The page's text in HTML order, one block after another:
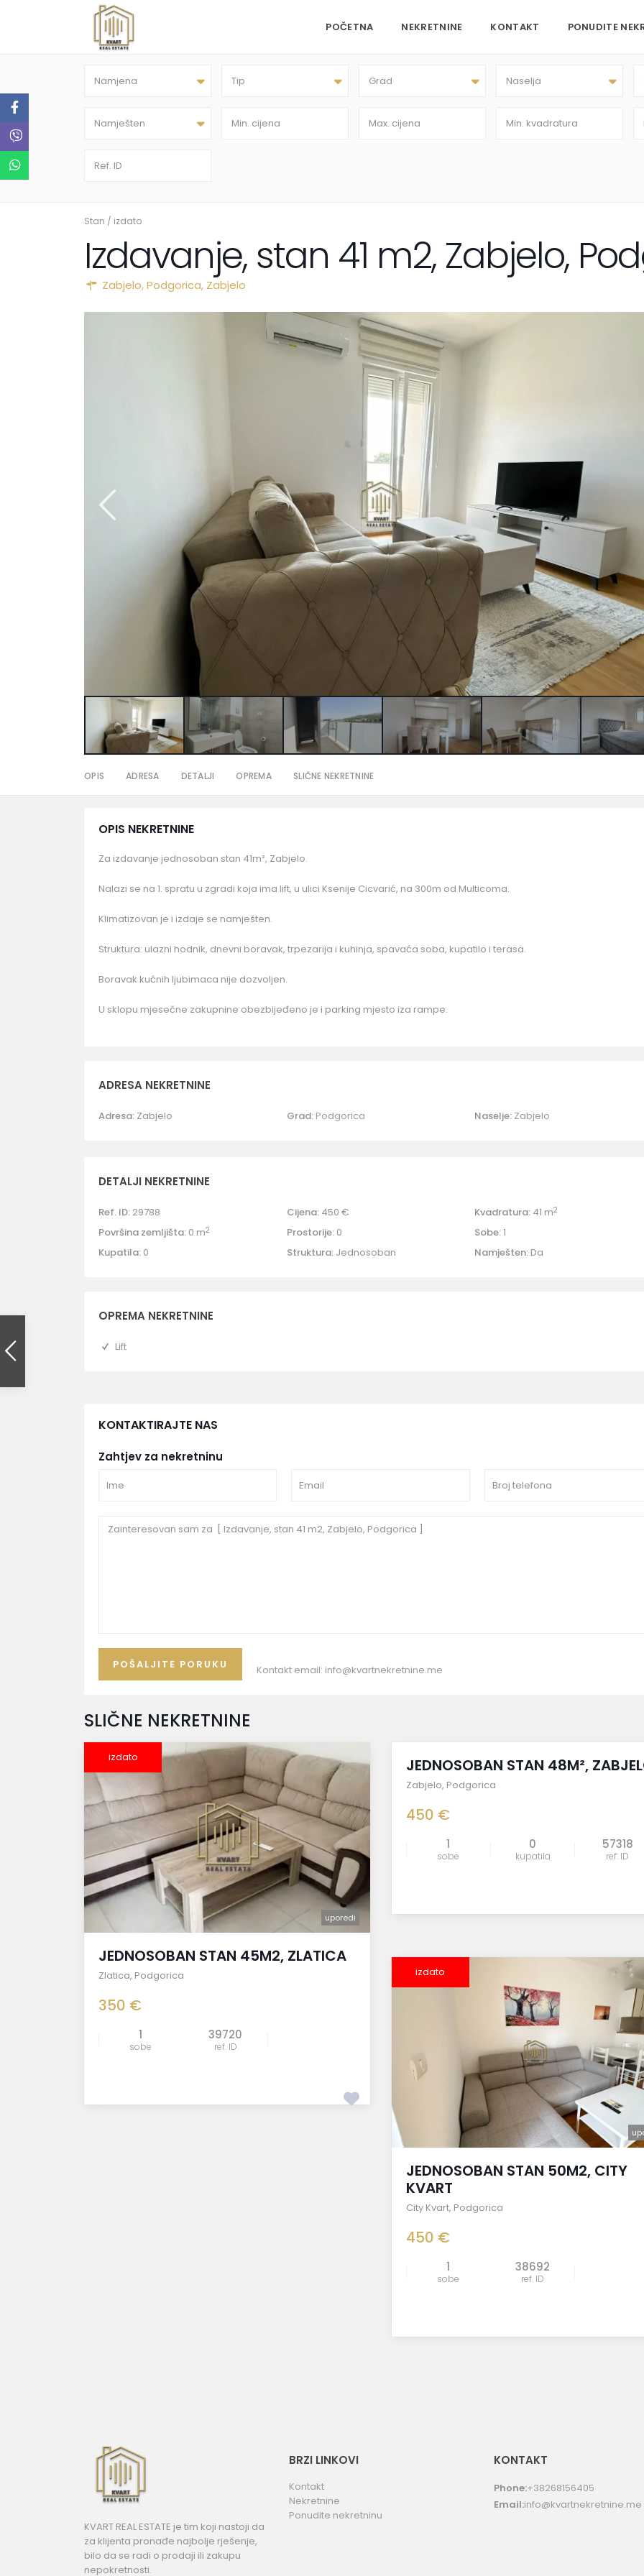
POČETNA NEKRETNINE KONTAKT PONUDITE
Namjena Tip Grad Naselja
Namješten
Stan / izdato
Izdavanje, stan 41 m2, Zabjelo,
Zabjelo,Podgorica, Zabjelo
OPIS ADRESA DETALJI OPREMA SLIČNE NEKRETNINE
OPIS NEKRETNINE
Za izdavanje jednosoban stan 41m², Zabjelo.
Nalazi se na 1. spratu u zgradi koja ima lift, u ulici Ksenije Cicvarić, na 300m od Multicoma.
Klimatizovan je i izdaje se namješten.
Struktura: ulazni hodnik, dnevni boravak, trpezarija i kuhinja, spavaća soba, kupatilo i terasa.
Boravak kućnih ljubimaca nije dozvoljen.
U sklopu mjesečne zakupnine obezbijeđeno je i parking mjesto iza rampe.
ADRESA NEKRETNINE
Adresa: Zabjelo Grad: Podgorica Naselje: Zabjelo
DETALJI NEKRETNINE
Ref. ID: 29788 Cijena: 450 € Kvadratura: 41 m2
Površina zemljišta: 0 m2 Prostorije:0 Sobe:1
Kupatila: 0 Struktura:Jednosoban Namješten: Da
OPREMA NEKRETNINE
Lift
KONTAKTIRAJTE NAS
Zahtjev za nekretninu
Kontakt email: info@kvartnekretnine.me
SLIČNE NEKRETNINE
izdato
uporedi
JEDNOSOBAN STAN 45M2, ZLATICA
Zlatica, Podgorica
350 €
1
sobe
39720
ref. ID
izdato
uporedi
JEDNOSOBAN STAN 48M²,
Zabjelo, Podgorica
450 €
1
sobe
0
kupatila
57318
ref. ID
izdato
JEDNOSOBAN STAN 50M2, CITY
KVART
City Kvart, Podgorica
450 €
1
sobe
38692
ref. ID
KVART REAL ESTATE je tim koji nastoji da
za klijenta pronađe najbolje rješenje,
bilo da se radi o prodaji ili zakupu
nepokretnosti.
BRZI LINKOVI
Kontakt
Nekretnine
Ponudite nekretninu
KONTAKT
Phone:+38268156405
Email:info@kvartnekretnine.me